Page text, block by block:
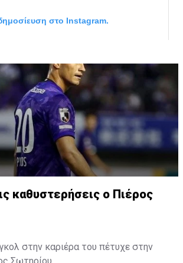
στο Instagram.
από το χρήστη David Beckham
καθυστερήσεις ο Πιέρος
στην καριέρα του πέτυχε στην